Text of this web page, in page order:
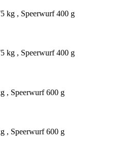
kg , Speerwurf 400 g
kg , Speerwurf 400 g
, Speerwurf 600 g
, Speerwurf 600 g